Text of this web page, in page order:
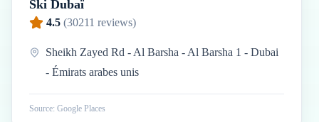
Ski Dubaï
4.5 (30211 reviews)
Sheikh Zayed Rd - Al Barsha - Al Barsha 1 - Dubai
- Émirats arabes unis
Source: Google Places